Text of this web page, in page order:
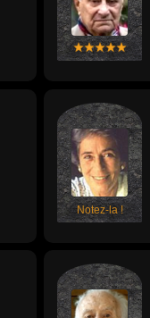
Notez-la !